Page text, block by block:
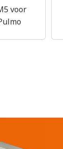
voor